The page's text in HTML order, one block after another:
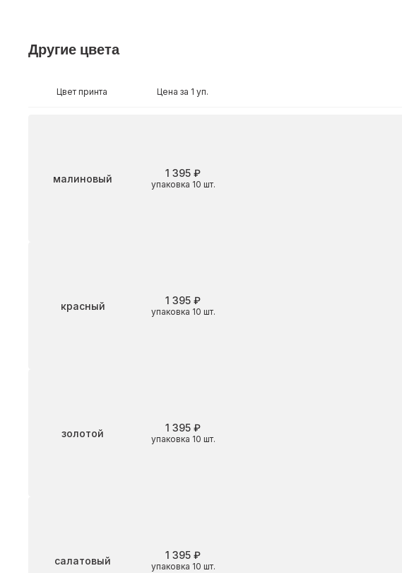
Другие цвета
Цвет принта Цена за 1 уп.
Цветмалиновый упаковка 10 шт.
1 395 ₽
красный упаковка 10 шт.
1 395 ₽
золотой упаковка 10 шт.
1 395 ₽
салатовый упаковка 10 шт.
1 395 ₽